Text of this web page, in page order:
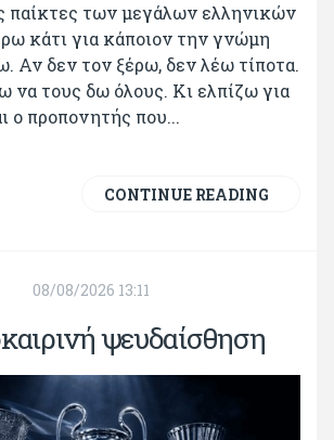
παίκτες των μεγάλων ελληνικών
κάτι για κάποιον την γνώμη
Αν δεν τον ξέρω, δεν λέω τίποτα.
να τους δω όλους. Κι ελπίζω για
ο προπονητής που...
CONTINUE READING
08/08/2026 13:11
ψευδαίσθηση